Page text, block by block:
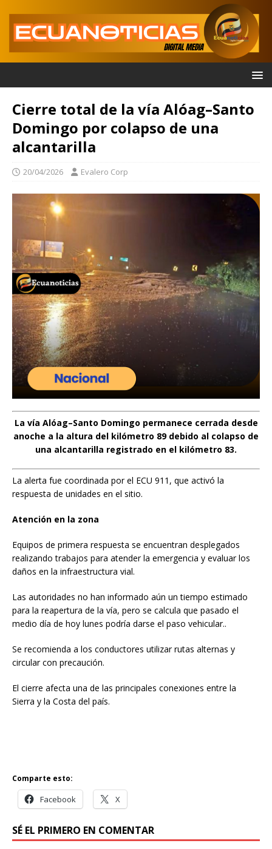
Cierre total de la vía Alóag–Santo
Domingo por colapso de una
alcantarilla
20/04/2026 Evalero Corp
La vía Alóag–Santo Domingo permanece cerrada desde
anoche a la altura del kilómetro 89 debido al colapso de
una alcantarilla registrado en el kilómetro 83.
La alerta fue coordinada por el ECU 911, que activó la
respuesta de unidades en el sitio.
Atención en la zona
Equipos de primera respuesta se encuentran desplegados
realizando trabajos para atender la emergencia y evaluar los
daños en la infraestructura vial.
Las autoridades no han informado aún un tiempo estimado
para la reapertura de la vía, pero se calcula que pasado el
medio día de hoy lunes podría darse el paso vehicular..
Se recomienda a los conductores utilizar rutas alternas y
circular con precaución.
El cierre afecta una de las principales conexiones entre la
Sierra y la Costa del país.
Comparte esto:
Facebook X
SÉ EL PRIMERO EN COMENTAR